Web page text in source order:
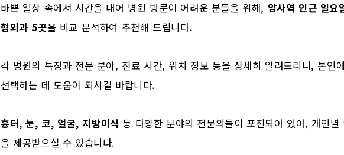
바쁜 일상 속에서 시간을 내어 병원 방문이 어려운 분들을 위해, 암사역 인근 일요
형외과 5곳을 비교 분석하여 추천해 드립니다.
각 병원의 특징과 전문 분야, 진료 시간, 위치 정보 등을 상세히 알려드리니, 본인
선택하는 데 도움이 되시길 바랍니다.
흉터, 눈, 코, 얼굴, 지방이식 등 다양한 분야의 전문의들이 포진되어 있어, 개인별
을 제공받으실 수 있습니다.